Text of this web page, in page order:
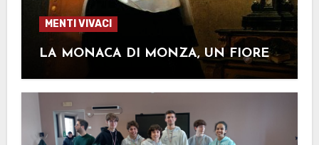
MENTI VIVACI
LA MONACA DI MONZA, UN FIORE